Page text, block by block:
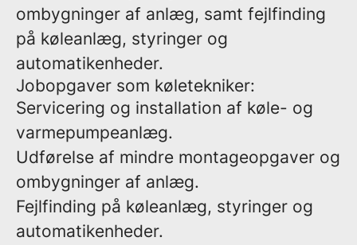
ombygninger af anlæg, samt fejlfinding
på køleanlæg, styringer og
automatikenheder.
Jobopgaver som køletekniker:
Servicering og installation af køle- og
varmepumpeanlæg.
Udførelse af mindre montageopgaver og
ombygninger af anlæg.
Fejlfinding på køleanlæg, styringer og
automatikenheder.